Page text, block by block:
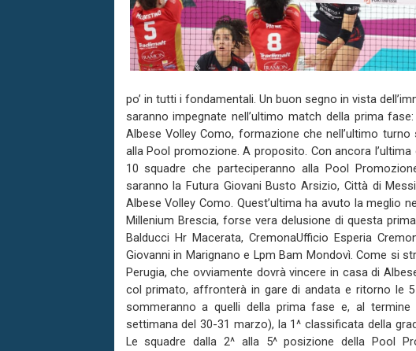
po’ in tutti i fondamentali. Un buon segno in vista
saranno impegnate nell’ultimo match della prima
Albese Volley Como, formazione che nell’ultimo
alla Pool promozione. A proposito. Con ancora
10 squadre che parteciperanno alla Pool
saranno la Futura Giovani Busto Arsizio, Città di
Albese Volley Como. Quest’ultima ha avuto la meglio
Millenium Brescia, forse vera delusione di questa
Balducci Hr Macerata, CremonaUfficio Esperia
Giovanni in Marignano e Lpm Bam Mondovì. Come si
Perugia, che ovviamente dovrà vincere in casa di
col primato, affronterà in gare di andata e ritorno le
sommeranno a quelli della prima fase e, al
settimana del 30-31 marzo), la 1^ classificata della
Le squadre dalla 2^ alla 5^ posizione della Pool